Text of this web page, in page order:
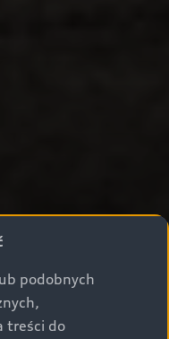
podobnych
treści do